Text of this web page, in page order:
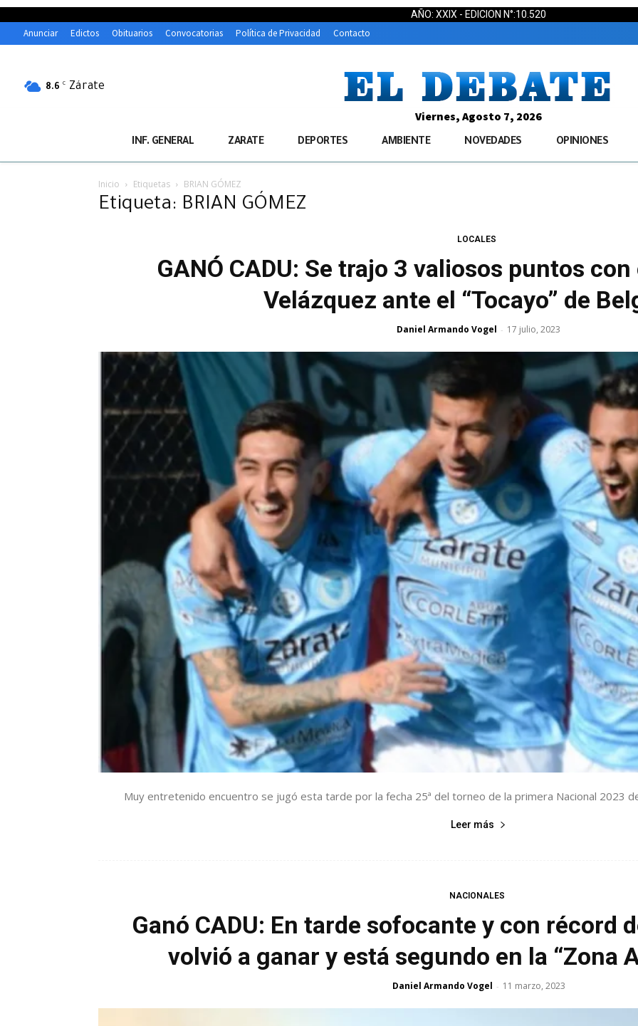
AÑO: XXIX - EDICION N°:10.520
Anunciar Edictos Obituarios Convocatorias Política de Privacidad Contacto
8.6 C Zárate
Viernes, Agosto 7, 2026
INF. GENERAL ZARATE DEPORTES AMBIENTE NOVEDADES OPINIONES
Inicio Etiquetas BRIAN GÓMEZ
Etiqueta: BRIAN GÓMEZ
LOCALES
GANÓ CADU: Se trajo 3 valiosos puntos
Velázquez ante el “Tocayo” de
Daniel Armando Vogel - 17 julio, 2023
Muy entretenido encuentro se jugó esta tarde por la fecha 25ª del torneo de la primera Nacional 2023
Leer más
NACIONALES
Ganó CADU: En tarde sofocante y con récord
volvió a ganar y está segundo en la “Zona
Daniel Armando Vogel - 11 marzo, 2023